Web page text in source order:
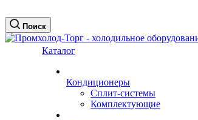
Поиск
Каталог
Кондиционеры
Сплит-системы
Комплектующие